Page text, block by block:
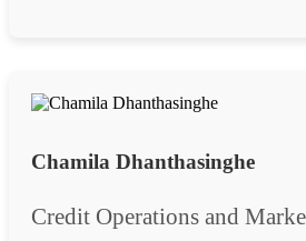
Chamila Dhanthasinghe
Credit Operations and